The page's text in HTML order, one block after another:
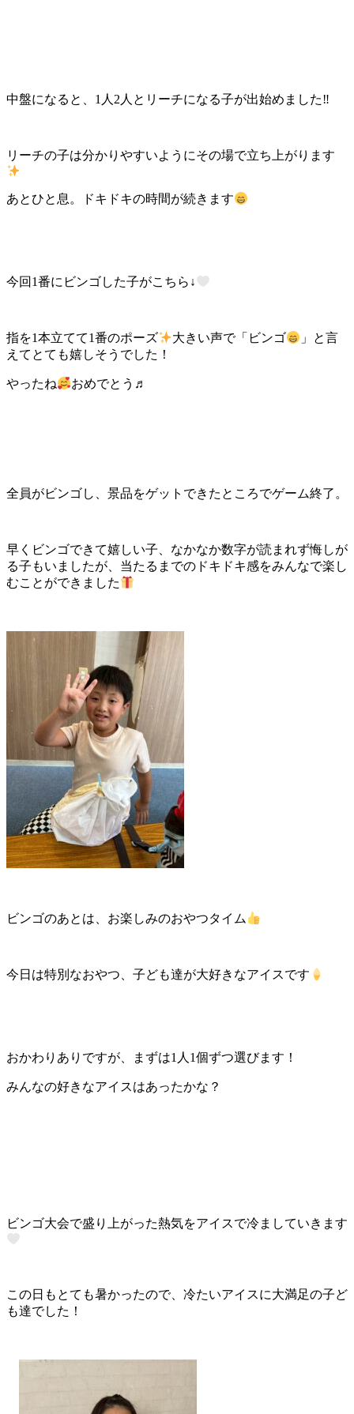
中盤になると、1人2人とリーチになる子が出始めました‼
リーチの子は分かりやすいようにその場で立ち上がります
あとひと息。ドキドキの時間が続きます
今回1番にビンゴした子がこちら↓
指を1本立てて1番のポーズ 大きい声で「ビンゴ
」と言
えてとても嬉しそうでした！
やったね おめでとう♬
全員がビンゴし、景品をゲットできたところでゲーム終了。
早くビンゴできて嬉しい子、なかなか数字が読まれず悔しが
る子もいましたが、当たるまでのドキドキ感をみんなで楽し
むことができました
ビンゴのあとは、お楽しみのおやつタイム
今日は特別なおやつ、子ども達が大好きなアイスです
おかわりありですが、まずは1人1個ずつ選びます！
みんなの好きなアイスはあったかな？
ビンゴ大会で盛り上がった熱気をアイスで冷ましていきます
この日もとても暑かったので、冷たいアイスに大満足の子ど
も達でした！